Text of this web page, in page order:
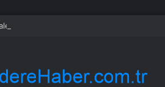
Üzerine’ PvP Modu Da Eklenecek